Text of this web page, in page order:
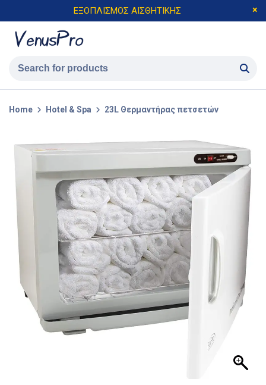
ΕΞΟΠΛΙΣΜΟΣ ΑΙΣΘΗΤΙΚΗΣ
Home Hotel & Spa 23L Θερμαντήρας πετσετών